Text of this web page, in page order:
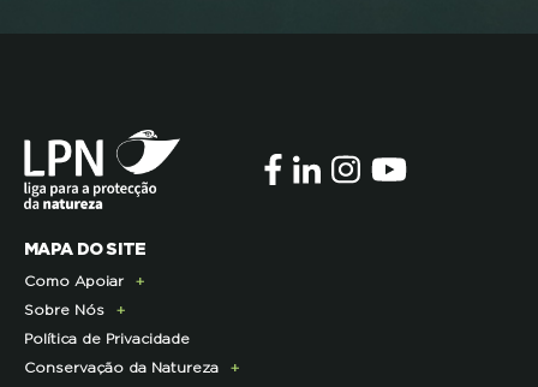
MAPA DO SITE
Como Apoiar
Doe Hoje
Consignação do IRS
Torne-se Associado
Sobre Nós
Apresentação
História
Política de Privacidade
Conservação da Natureza